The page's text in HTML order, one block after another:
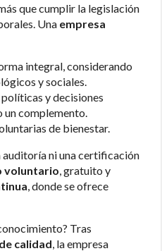
que cumplir la legislación
Una empresa
integral, considerando
y sociales.
políticas y decisiones
un complemento.
de bienestar.
auditoría ni una certificación
voluntario , gratuito y
, donde se ofrece
Tras
calidad , la empresa